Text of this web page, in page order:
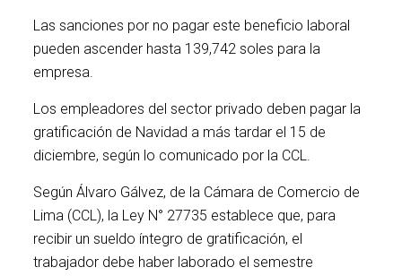
Las sanciones por no pagar este beneficio laboral
pueden ascender hasta 139,742 soles para la
empresa.
Los empleadores del sector privado deben pagar la
gratificación de Navidad a más tardar el 15 de
diciembre, según lo comunicado por la CCL.
Según Álvaro Gálvez, de la Cámara de Comercio de
Lima (CCL), la Ley N° 27735 establece que, para
recibir un sueldo íntegro de gratificación, el
trabajador debe haber laborado el semestre